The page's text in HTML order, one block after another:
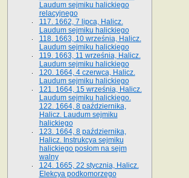
Laudum sejmiku halickiego
relacyjnego
117. 1662, 7 lipca, Halicz.
Laudum sejmiku halickiego
118. 1663, 10 września, Halicz.
Laudum sejmiku halickiego
119. 1663, 11 września, Halicz.
Laudum sejmiku halickiego
120. 1664, 4 czerwca, Halicz.
Laudum sejmiku halickiego
121. 1664, 15 września, Halicz.
Laudum sejmiku halickiego.
122. 1664, 8 października,
Halicz. Laudum sejmiku
halickiego
123. 1664, 8 października,
Halicz. Instrukcya sejmiku
halickiego posłom na sejm
walny
124. 1665, 22 stycznia, Halicz.
Elekcya podkomorzego